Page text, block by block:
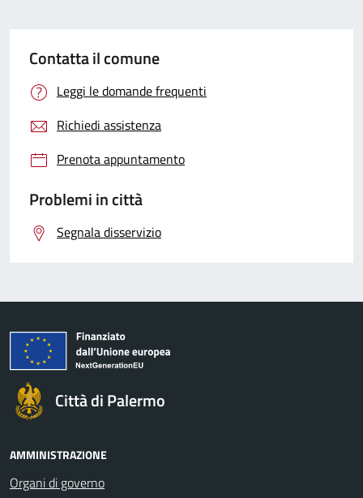
Contatta il comune
Leggi le domande frequenti
Richiedi assistenza
Prenota appuntamento
Problemi in città
Segnala disservizio
Città di Palermo
AMMINISTRAZIONE
Organi di governo